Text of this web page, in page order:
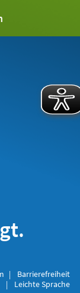
Barrierefreiheit
Leichte Sprache